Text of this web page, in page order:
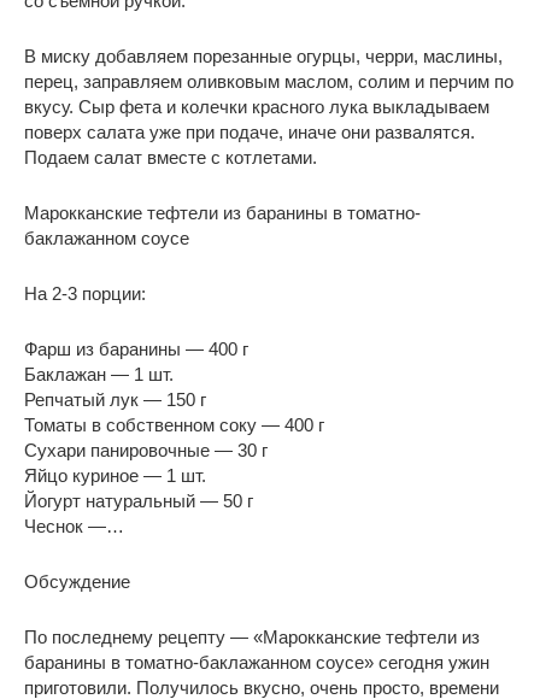
В миску добавляем порезанные огурцы, черри, маслины,
перец, заправляем оливковым маслом, солим и перчим по
вкусу. Сыр фета и колечки красного лука выкладываем
поверх салата уже при подаче, иначе они развалятся.
Подаем салат вместе с котлетами.
Марокканские тефтели из баранины в томатно-
баклажанном соусе
На 2-3 порции:
Фарш из баранины — 400 г
Баклажан — 1 шт.
Репчатый лук — 150 г
Томаты в собственном соку — 400 г
Сухари панировочные — 30 г
Яйцо куриное — 1 шт.
Йогурт натуральный — 50 г
Чеснок —…
Обсуждение
По последнему рецепту — «Марокканские тефтели из
баранины в томатно-баклажанном соусе» сегодня ужин
приготовили. Получилось вкусно, очень просто, времени